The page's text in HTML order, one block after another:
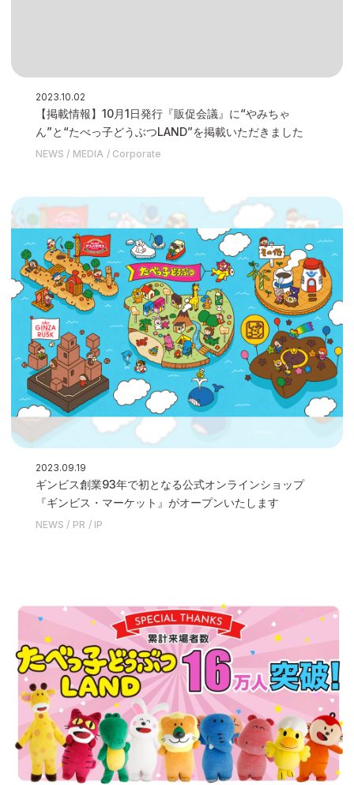
2023.10.02
【掲載情報】10月1日発行『販促会議』に“やみちゃ
ん”と“たべっ子どうぶつLAND”を掲載いただきました
NEWS MEDIA Corporate
2023.09.19
ギンビス創業93年で初となる公式オンラインショップ
『ギンビス・マーケット』がオープンいたします
NEWS PR IP